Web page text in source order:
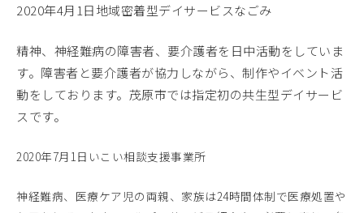
2020年4月1日地域密着型デイサービスなごみ
精神、神経難病の障害者、要介護者を日中活動をしていま
す。 障害者と要介護者が協力しながら、制作やイベント活
動をしております。 茂原市では指定初の共生型デイサービ
スです。
2020年7月1日いこい相談支援事業所
神経難病、医療ケア児の両親、家族は24時間体制で医療処置や